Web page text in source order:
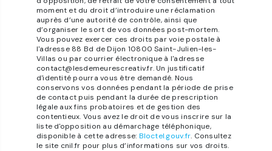
moment et du droit d’introduire une réclamation
auprès d’une autorité de contrôle, ainsi que
d’organiser le sort de vos données post-mortem.
Vous pouvez exercer ces droits par voie postale à
l'adresse 88 Bd de Dijon 10800 Saint-Julien-les-
Villas ou par courrier électronique à l'adresse
contact@lesdemeurescreativ.fr. Un justificatif
d'identité pourra vous être demandé. Nous
conservons vos données pendant la période de prise
de contact puis pendant la durée de prescription
légale aux fins probatoires et de gestion des
contentieux. Vous avez le droit de vous inscrire sur la
liste d'opposition au démarchage téléphonique,
disponible à cette adresse: Bloctel.gouv.fr. Consultez
le site cnil.fr pour plus d’informations sur vos droits.